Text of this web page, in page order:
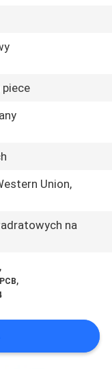
piece
Union,
na
,
,